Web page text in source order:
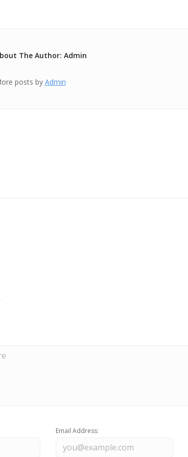
The Author: Admin
posts by Admin
Email Address: